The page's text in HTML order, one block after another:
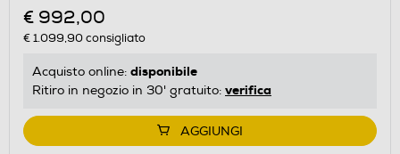
€ 992,00
€ 1.099,90consigliato
Acquisto online: disponibile
Ritiro in negozio in 30' gratuito: verifica
AGGIUNGI